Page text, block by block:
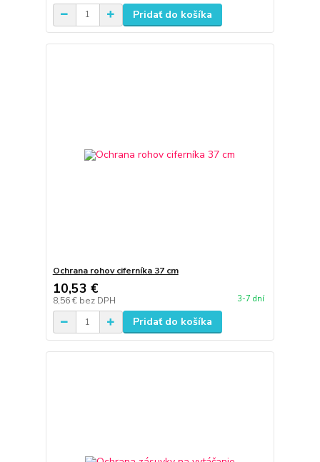
Pridať do košíka
Ochrana rohov ciferníka 37 cm
10,53 €
8,56 € bez DPH 3-7 dní
Pridať do košíka